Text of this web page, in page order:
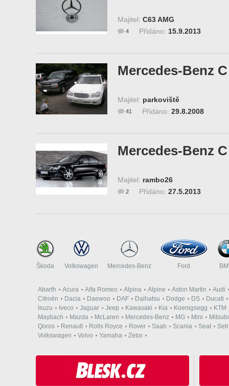
Majitel: C63 AMG
Přidáno: 15.9.2013
4
Mercedes-Benz
Majitel: parkoviště
Přidáno: 29.8.2008
41
Mercedes-Benz
Majitel: rambo26
Přidáno: 27.5.2013
2
Škoda Volkswagen Mercedes-Benz Ford
Abarth Acura Alfa Romeo Alpina Alpine Aston Martin
Audi
Citroën
Dacia Daewoo DAF Daihatsu Dodge DS
Ducati
Isuzu
Iveco Jaguar Jeep Kawasaki Kia Koenigsegg
KTM
Maybach
Mazda McLaren Mercedes-Benz MG Mini
Qoros
Renault Rolls Royce Rover Saab Scania Seat
Volkswagen
Volvo Yamaha Zetor